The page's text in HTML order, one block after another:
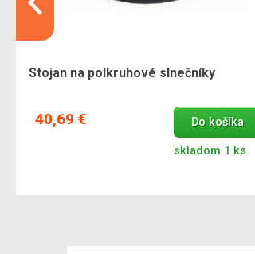
Stojan na polkruhové slnečníky
40,69 € Do košíka
skladom 1 ks